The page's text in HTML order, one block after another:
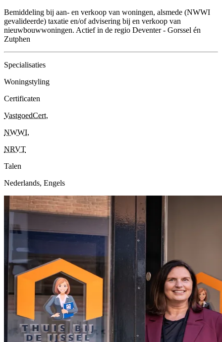
Bemiddeling bij aan- en verkoop van woningen, alsmede (NWWI
gevalideerde) taxatie en/of advisering bij en verkoop van
nieuwbouwwoningen. Actief in de regio Deventer - Gorssel én
Zutphen
Specialisaties
Woningstyling
Certificaten
VastgoedCert,
NWWI,
NRVT
Talen
Nederlands, Engels